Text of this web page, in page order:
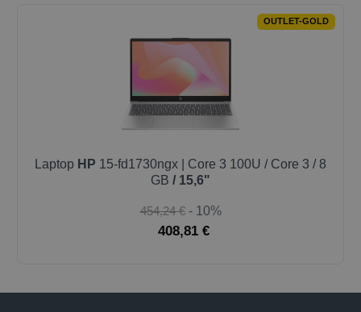
OUTLET-GOLD
Laptop HP 15-fd1730ngx | Core 3 100U / Core 3 / 8
GB / 15,6"
454,24 € - 10%
408,81 €